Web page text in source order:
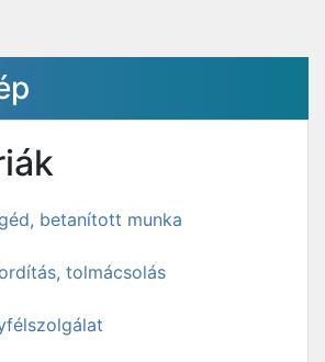
betanított munka
tolmácsolás